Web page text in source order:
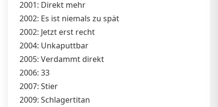
2001: Direkt mehr
2002: Es ist niemals zu spät
2002: Jetzt erst recht
2004: Unkaputtbar
2005: Verdammt direkt
2006: 33
2007: Stier
2009: Schlagertitan